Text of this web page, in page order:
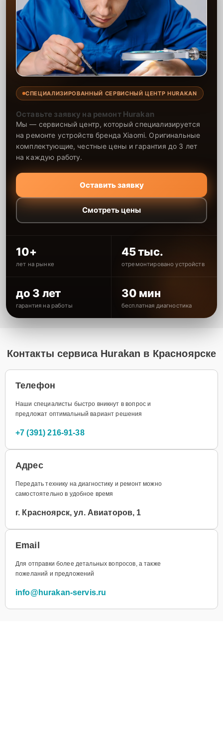
СПЕЦИАЛИЗИРОВАННЫЙ СЕРВИСНЫЙ ЦЕНТР HURAKAN
Оставьте заявку на ремонт Hurakan
Мы — сервисный центр, который специализируется
на ремонте устройств бренда Xiaomi. Оригинальные
комплектующие, честные цены и гарантия до 3 лет
на каждую работу.
Оставить заявку
Смотреть цены
10+
лет на рынке
45 тыс.
отремонтировано устройств
до 3 лет
гарантия на работы
30 мин
бесплатная диагностика
Контакты сервиса Hurakan в Красноярске
Телефон
Наши специалисты быстро вникнут в вопрос и
предложат оптимальный вариант решения
+7 (391) 216-91-38
Адрес
Передать технику на диагностику и ремонт можно
самостоятельно в удобное время
г. Красноярск, ул. Авиаторов, 1
Email
Для отправки более детальных вопросов, а также
пожеланий и предложений
info@hurakan-servis.ru